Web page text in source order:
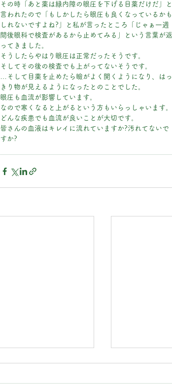
その時「あと薬は緑内障の眼圧を下げる目薬だけだ」と
言われたので「もしかしたら眼圧も良くなっているかも
しれないですよね?」と私が言ったところ「じゃぁ一週
間後眼科で検査があるから止めてみる」という言葉が返
ってきました。
そうしたらやはり眼圧は正常だったそうです。
そしてその後の検査でも上がってないそうです。
…そして目薬を止めたら瞼がよく開くようになり、はっ
きり物が見えるようになったとのことでした。
眼圧も血流が影響しています。
なので寒くなると上がるという方もいらっしゃいます。
どんな疾患でも血流が良いことが大切です。
皆さんの血液はキレイに流れていますか?汚れてないで
すか?